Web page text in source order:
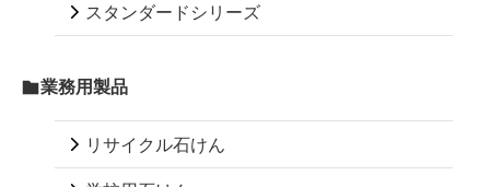
スタンダードシリーズ
業務用製品
リサイクル石けん